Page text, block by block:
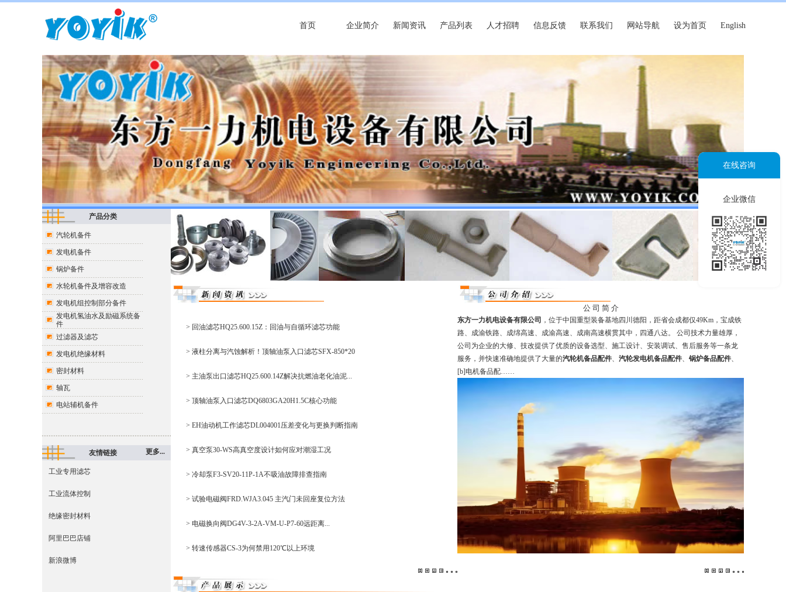
首页 企业简介 新闻资讯 产品列表 人才招聘 信息反馈 联系我们 网站导航 设为首页 English
产品分类
汽轮机备件
发电机备件
锅炉备件
水轮机备件及增容改造
发电机组控制部分备件
发电机氢油水及励磁系统备
件
过滤器及滤芯
发电机绝缘材料
密封材料
轴瓦
电站辅机备件
友情链接 更多...
工业专用滤芯
工业流体控制
绝缘密封材料
阿里巴巴店铺
新浪微博
> 回油滤芯HQ25.600.15Z：回油与自循环滤芯功能
> 液柱分离与汽蚀解析！顶轴油泵入口滤芯SFX-850*20
> 主油泵出口滤芯HQ25.600.14Z解决抗燃油老化油泥...
> 顶轴油泵入口滤芯DQ6803GA20H1.5C核心功能
> EH油动机工作滤芯DL004001压差变化与更换判断指南
> 真空泵30-WS高真空度设计如何应对潮湿工况
> 冷却泵F3-SV20-11P-1A不吸油故障排查指南
> 试验电磁阀FRD.WJA3.045 主汽门未回座复位方法
> 电磁换向阀DG4V-3-2A-VM-U-P7-60远距离...
> 转速传感器CS-3为何禁用120℃以上环境
公 司 简 介
东方一力机电设备有限公司 ，位于中国重型装备基地四川德阳，距省会成都仅49Km，宝成铁
路、成渝铁路、成绵高速、成渝高速、成南高速横贯其中，四通八达。 公司技术力量雄厚，
公司为企业的大修、技改提供了优质的设备选型、施工设计、安装调试、售后服务等一条龙
服务，并快速准确地提供了大量的汽轮机备品配件 汽轮发电机备品配件 锅炉备品配件
[b]电机备品配……
在线咨询
企业微信